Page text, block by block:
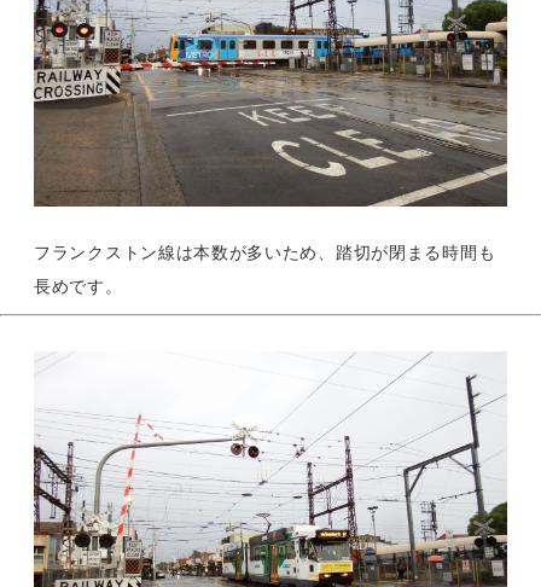
フランクストン線は本数が多いため、踏切が閉まる時間も
長めです。